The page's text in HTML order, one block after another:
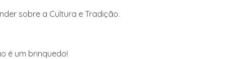
sobre a Cultura e Tradição.
é um brinquedo!